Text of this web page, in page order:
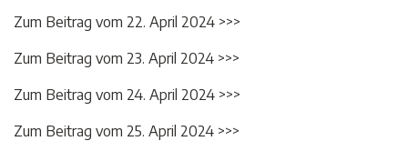
Zum Beitrag vom 22. April 2024 >>>
Zum Beitrag vom 23. April 2024 >>>
Zum Beitrag vom 24. April 2024 >>>
Zum Beitrag vom 25. April 2024 >>>